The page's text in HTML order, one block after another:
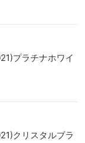
プラチナホワイ
クリスタルブラ